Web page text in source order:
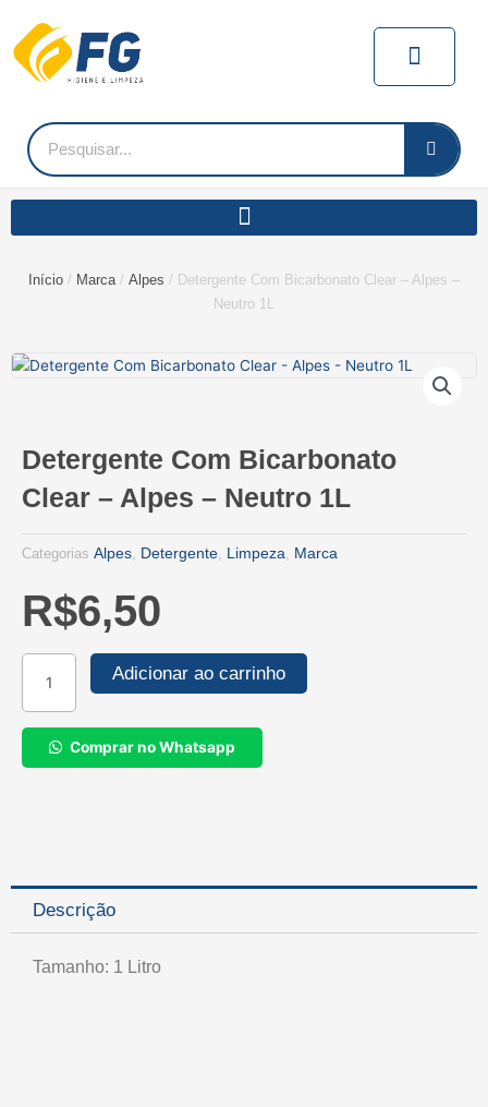
para
conteúdo
Pesquisar
Início / Marca / Alpes / Detergente Com Bicarbonato Clear – Alpes –
Neutro 1L
Detergente Com Bicarbonato
Clear – Alpes – Neutro 1L
Categorias Alpes, Detergente, Limpeza, Marca
R$6,50
Com
Bicarbonato
Clear
-
Adicionar ao carrinho
Comprar no Whatsapp
Descrição
Tamanho: 1 Litro